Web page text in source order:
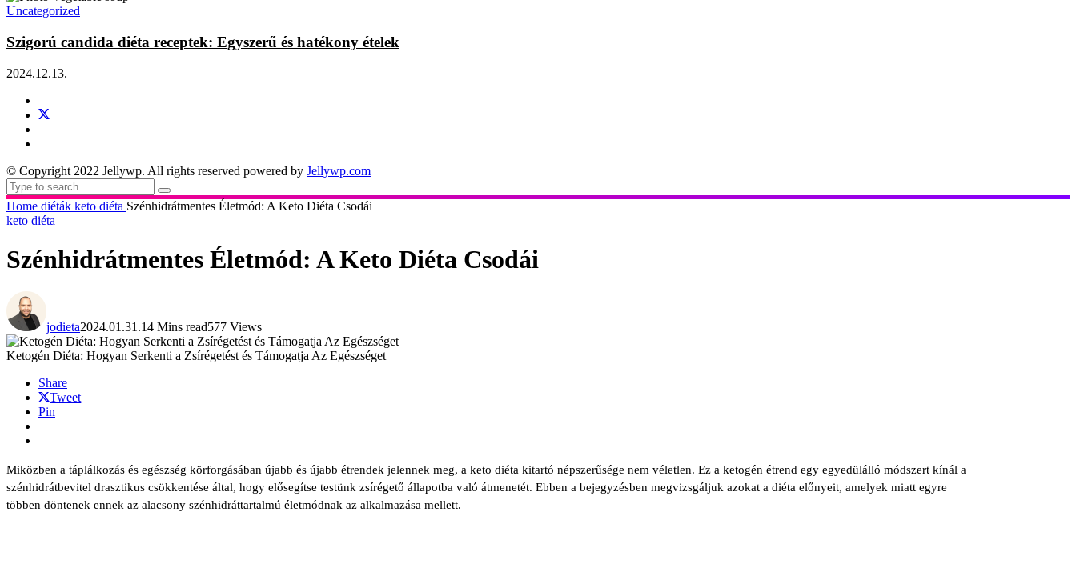
Uncategorized
Szigorú candida diéta receptek: Egyszerű és hatékony ételek
2024.12.13.
© Copyright 2022 Jellywp. All rights reserved powered by Jellywp.com
Home diéták keto diéta Szénhidrátmentes Életmód: A Keto Diéta Csodái
keto diéta
Szénhidrátmentes Életmód: A Keto Diéta Csodái
jodieta2024.01.31.14 Mins read577 Views
Ketogén Diéta: Hogyan Serkenti a Zsírégetést és Támogatja Az Egészséget
Share
Tweet
Pin
Miközben a táplálkozás és egészség körforgásában újabb és újabb étrendek jelennek meg, a keto diéta kitartó népszerűsége nem véletlen. Ez a ketogén étrend egy egyedülálló módszert kínál a
szénhidrátbevitel drasztikus csökkentése által, hogy elősegítse testünk zsírégető állapotba való átmenetét. Ebben a bejegyzésben megvizsgáljuk azokat a diéta előnyeit, amelyek miatt egyre
többen döntenek ennek az alacsony szénhidráttartalmú életmódnak az alkalmazása mellett.